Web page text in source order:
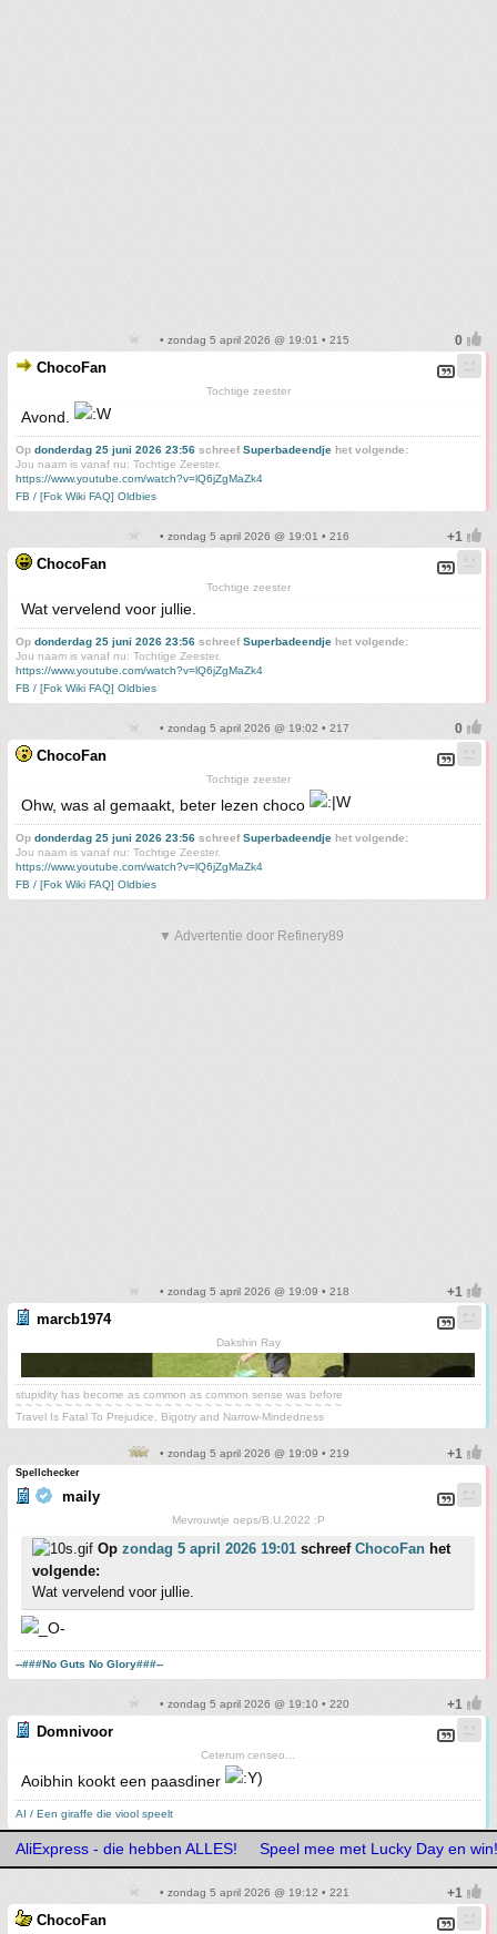
• zondag 5 april 2026 @ 19:01 • 215
ChocoFan
Tochtige zeester
Avond.
Op donderdag 25 juni 2026 23:56 schreefSuperbadeendje het volgende:
Jou naam is vanaf nu: Tochtige Zeester.
https://www.youtube.com/watch?v=lQ6jZgMaZk4
FB / [Fok Wiki FAQ] Oldbies
• zondag 5 april 2026 @ 19:01 • 216
ChocoFan
Tochtige zeester
Wat vervelend voor jullie.
Op donderdag 25 juni 2026 23:56 schreefSuperbadeendje het volgende:
Jou naam is vanaf nu: Tochtige Zeester.
https://www.youtube.com/watch?v=lQ6jZgMaZk4
FB / [Fok Wiki FAQ] Oldbies
• zondag 5 april 2026 @ 19:02 • 217
ChocoFan
Tochtige zeester
Ohw, was al gemaakt, beter lezen choco
Op donderdag 25 juni 2026 23:56 schreefSuperbadeendje het volgende:
Jou naam is vanaf nu: Tochtige Zeester.
https://www.youtube.com/watch?v=lQ6jZgMaZk4
FB / [Fok Wiki FAQ] Oldbies
▼ Advertentie door Refinery89
• zondag 5 april 2026 @ 19:09 • 218
marcb1974
Dakshin Ray
stupidity has become as common as common sense was before
~ ~ ~ ~ ~ ~ ~ ~ ~ ~ ~ ~ ~ ~ ~ ~ ~ ~ ~ ~ ~ ~ ~ ~ ~ ~ ~ ~ ~ ~ ~ ~ ~
Travel Is Fatal To Prejudice, Bigotry and Narrow-Mindedness
• zondag 5 april 2026 @ 19:09 • 219
Spellchecker
maily
Mevrouwtje oeps/B.U.2022 :P
Op zondag 5 april 2026 19:01 schreef ChocoFan het
volgende:
Wat vervelend voor jullie.
--###No Guts No Glory###--
• zondag 5 april 2026 @ 19:10 • 220
Domnivoor
Ceterum censeo...
Aoibhin kookt een paasdiner
AI / Een giraffe die viool speelt
AliExpress - die hebben ALLES! Speel mee met Lucky Day en win!
• zondag 5 april 2026 @ 19:12 • 221
ChocoFan